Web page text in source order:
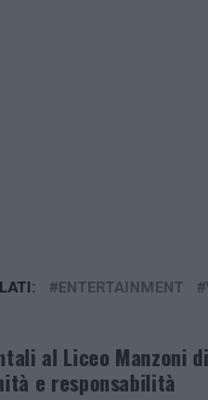
ENTERTAINMENT
al Liceo Manzoni
e responsabilità